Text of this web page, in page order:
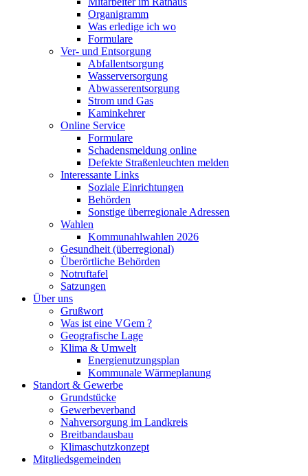
Organigramm
Was erledige ich wo
Formulare
Ver- und Entsorgung
Abfallentsorgung
Wasserversorgung
Abwasserentsorgung
Strom und Gas
Kaminkehrer
Online Service
Formulare
Schadensmeldung online
Defekte Straßenleuchten melden
Interessante Links
Soziale Einrichtungen
Behörden
Sonstige überregionale Adressen
Wahlen
Kommunahlwahlen 2026
Gesundheit (überregional)
Überörtliche Behörden
Notruftafel
Satzungen
Über uns
Grußwort
Was ist eine VGem ?
Geografische Lage
Klima & Umwelt
Energienutzungsplan
Kommunale Wärmeplanung
Standort & Gewerbe
Grundstücke
Gewerbeverband
Nahversorgung im Landkreis
Breitbandausbau
Klimaschutzkonzept
Mitgliedsgemeinden